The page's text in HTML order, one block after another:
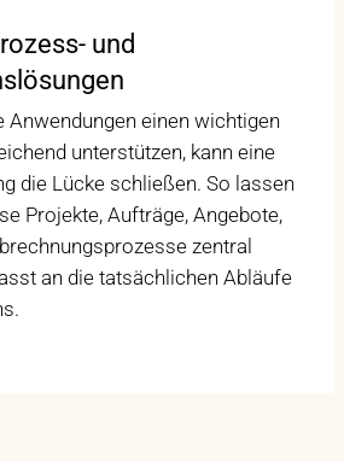
und
Anwendungen einen wichtigen
unterstützen, kann eine
die Lücke schließen. So lassen
Projekte, Aufträge, Angebote,
zentral
an die tatsächlichen Abläufe